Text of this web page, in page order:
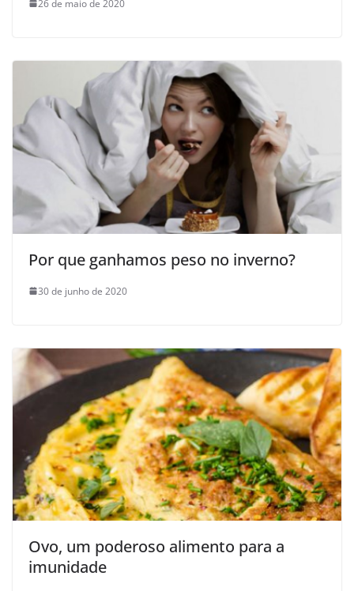
26 de maio de 2020
Por que ganhamos peso no inverno?
30 de junho de 2020
Ovo, um poderoso alimento para a
imunidade